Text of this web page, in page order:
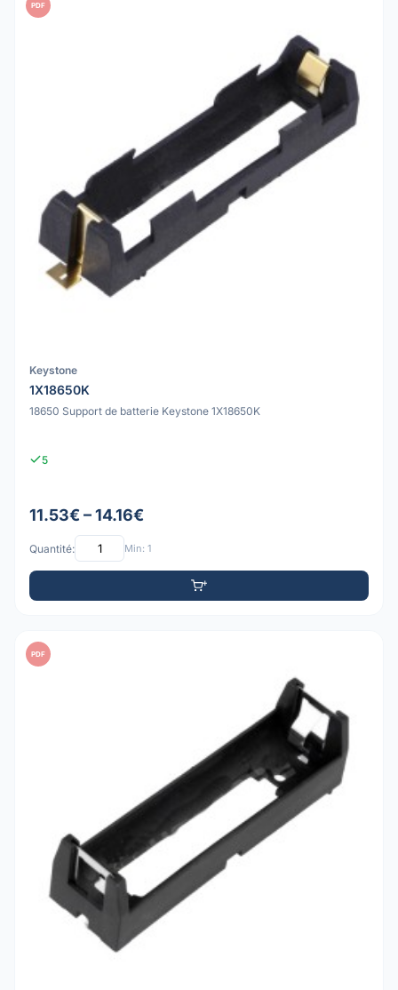
PDF
Keystone
1X18650K
18650 Support de batterie Keystone 1X18650K
5
11.53€ – 14.16€
Quantité: Min: 1
PDF